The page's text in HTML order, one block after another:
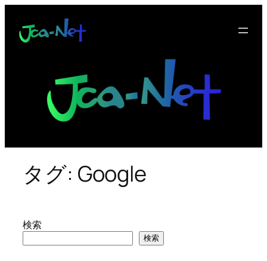
タグ: Google
検索
検索